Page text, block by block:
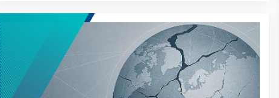
Spezifikation. Für Europa geht es deshalb nicht
darum, ChatGPT mit Verzögerung nachzubauen.
Vielmehr gilt es eigene Modelle zu entwickeln oder
außereuropäische so anzupassen, dass sie als
Produkte besser zu den institutionalisierten
Strukturen passen.